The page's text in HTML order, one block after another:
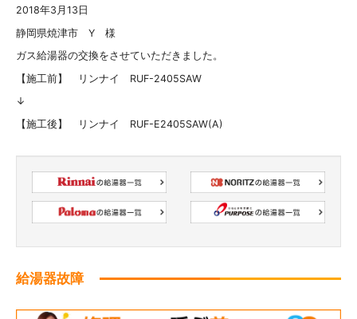
2018年3月13日
静岡県焼津市 Y 様
ガス給湯器の交換をさせていただきました。
【施工前】 リンナイ RUF-2405SAW
↓
【施工後】 リンナイ RUF-E2405SAW(A)
給湯器故障